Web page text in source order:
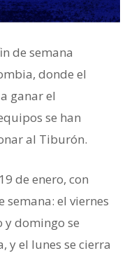
de semana
donde el
ganar el
se han
al Tiburón.
de enero, con
el viernes
y domingo se
y el lunes se cierra